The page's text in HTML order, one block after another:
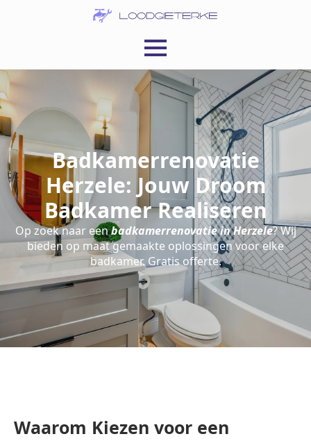
Badkamerrenovatie
Herzele: Jouw Droom
Badkamer Realiseren
Op zoek naar eenbadkamerrenovatie in Herzele? Wij
bieden op maat gemaakte oplossingen voor elke
badkamer. Gratis offerte.
Waarom Kiezen voor een